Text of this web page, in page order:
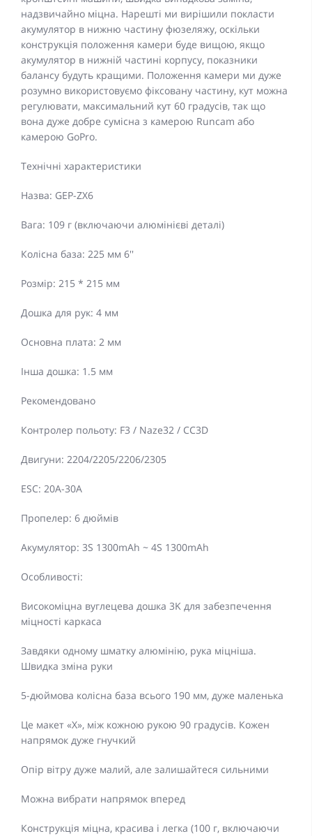
надзвичайно міцна. Нарешті ми вирішили покласти
акумулятор в нижню частину фюзеляжу, оскільки
конструкція положення камери буде вищою, якщо
акумулятор в нижній частині корпусу, показники
балансу будуть кращими. Положення камери ми дуже
розумно використовуємо фіксовану частину, кут можна
регулювати, максимальний кут 60 градусів, так що
вона дуже добре сумісна з камерою Runcam або
камерою GoPro.
Технічні характеристики
Назва: GEP-ZX6
Вага: 109 г (включаючи алюмінієві деталі)
Колісна база: 225 мм 6''
Розмір: 215 * 215 мм
Дошка для рук: 4 мм
Основна плата: 2 мм
Інша дошка: 1.5 мм
Рекомендовано
Контролер польоту: F3 / Naze32 / CC3D
Двигуни: 2204/2205/2206/2305
ESC: 20A-30A
Пропелер: 6 дюймів
Акумулятор: 3S 1300mAh ~ 4S 1300mAh
Особливості:
Високоміцна вуглецева дошка 3K для забезпечення
міцності каркаса
Завдяки одному шматку алюмінію, рука міцніша.
Швидка зміна руки
5-дюймова колісна база всього 190 мм, дуже маленька
Це макет «X», між кожною рукою 90 градусів. Кожен
напрямок дуже гнучкий
Опір вітру дуже малий, але залишайтеся сильними
Можна вибрати напрямок вперед
Конструкція міцна, красива і легка (100 г, включаючи